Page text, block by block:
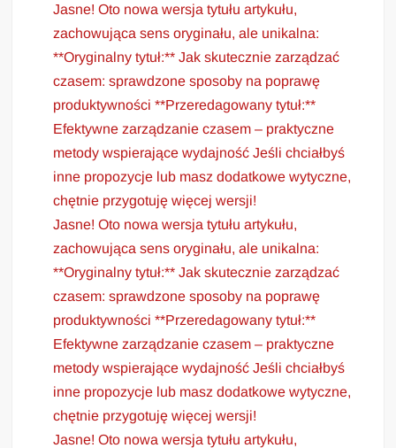
Jasne! Oto nowa wersja tytułu artykułu,
zachowująca sens oryginału, ale unikalna:
**Oryginalny tytuł:** Jak skutecznie zarządzać
czasem: sprawdzone sposoby na poprawę
produktywności **Przeredagowany tytuł:**
Efektywne zarządzanie czasem – praktyczne
metody wspierające wydajność Jeśli chciałbyś
inne propozycje lub masz dodatkowe wytyczne,
chętnie przygotuję więcej wersji!
Jasne! Oto nowa wersja tytułu artykułu,
zachowująca sens oryginału, ale unikalna:
**Oryginalny tytuł:** Jak skutecznie zarządzać
czasem: sprawdzone sposoby na poprawę
produktywności **Przeredagowany tytuł:**
Efektywne zarządzanie czasem – praktyczne
metody wspierające wydajność Jeśli chciałbyś
inne propozycje lub masz dodatkowe wytyczne,
chętnie przygotuję więcej wersji!
Jasne! Oto nowa wersja tytułu artykułu,